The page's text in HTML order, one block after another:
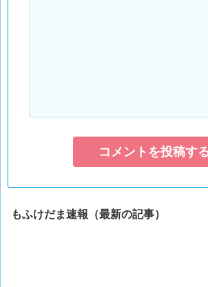
もふけだま速報（最新の記事）